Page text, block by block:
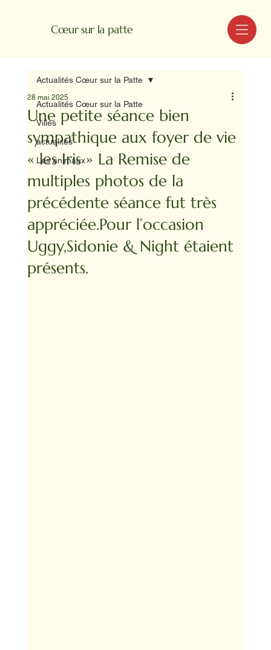
Cœur sur la patte MENU
Actualités Cœur sur la Patte
Villes
actualités
Les animaux
Actualités Cœur sur la Patte
Une petite séance bien
sympathique aux foyer de vie
« les Iris » La Remise de
multiples photos de la
précédente séance fut très
appréciée.Pour l’occasion
Uggy,Sidonie & Night étaient
présents.
28 mai 2025